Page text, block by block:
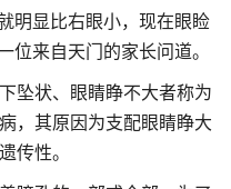
明显比右眼小，现在眼睑
位来自天门的家长问道。
坠状、眼睛睁不大者称为
，其原因为支配眼睛睁大
传性。